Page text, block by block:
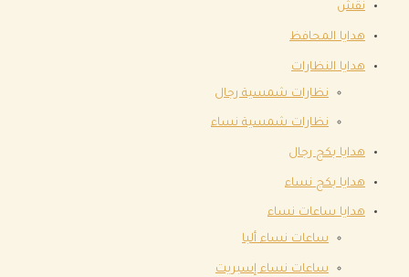
نقش
هدايا المحافظ
هدايا النظارات
نظارات شمسية رجال
نظارات شمسية نساء
هدايا بكج رجال
هدايا بكج نساء
هدايا ساعات نساء
ساعات نساء ألبا
ساعات نساء إسبريت